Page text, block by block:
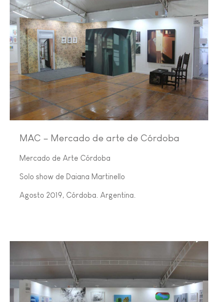
MAC – Mercado de arte de Córdoba
Mercado de Arte Córdoba
Solo show de Daiana Martinello
Agosto 2019, Córdoba. Argentina.